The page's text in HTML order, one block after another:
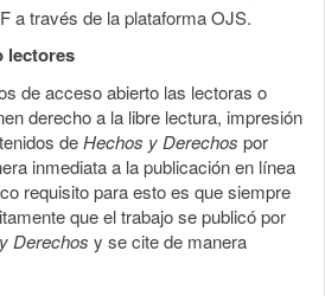
a través de la plataforma OJS.
lectores
de acceso abierto las lectoras o
derecho a la libre lectura, impresión
deHechos y Derechos por
inmediata a la publicación en línea
requisito para esto es que siempre
que el trabajo se publicó por
Derechos y se cite de manera